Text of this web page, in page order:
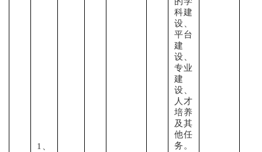
1、
科建
设、
平台
建
设、
专业
建
设、
人才
培养
及其
他任
务。